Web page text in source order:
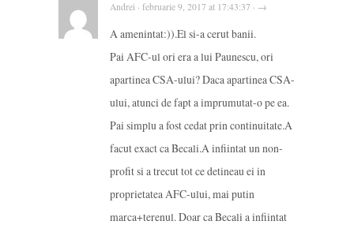
Andrei · februarie 9, 2017 at 17:43:37 · →
A amenintat:)).El si-a cerut banii.
Pai AFC-ul ori era a lui Paunescu, ori
apartinea CSA-ului? Daca apartinea CSA-
ului, atunci de fapt a imprumutat-o pe ea.
Pai simplu a fost cedat prin continuitate.A
facut exact ca Becali.A infiintat un non-
profit si a trecut tot ce detineau ei in
proprietatea AFC-ului, mai putin
marca+terenul. Doar ca Becali a infiintat